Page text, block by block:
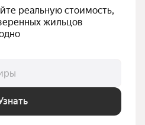
реальную стоимость,
жильцов